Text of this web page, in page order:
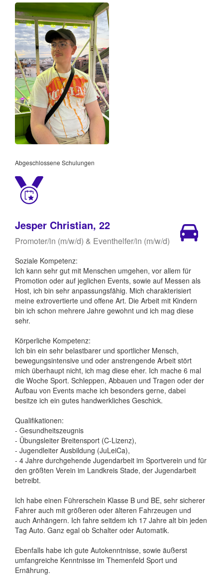
Abgeschlossene Schulungen
Jesper Christian, 22
Promoter/in (m/w/d) & Eventhelfer/in (m/w/d)
Soziale Kompetenz:
Ich kann sehr gut mit Menschen umgehen, vor allem für
Promotion oder auf jeglichen Events, sowie auf Messen als
Host, ich bin sehr anpassungsfähig. Mich charakterisiert
meine extrovertierte und offene Art. Die Arbeit mit Kindern
bin ich schon mehrere Jahre gewohnt und ich mag diese
sehr.
Körperliche Kompetenz:
Ich bin ein sehr belastbarer und sportlicher Mensch,
bewegungsintensive und oder anstrengende Arbeit stört
mich überhaupt nicht, ich mag diese eher. Ich mache 6 mal
die Woche Sport. Schleppen, Abbauen und Tragen oder der
Aufbau von Events mache ich besonders gerne, dabei
besitze ich ein gutes handwerkliches Geschick.
Qualifikationen:
- Gesundheitszeugnis
- Übungsleiter Breitensport (C-Lizenz),
- Jugendleiter Ausbildung (JuLeiCa),
- 4 Jahre durchgehende Jugendarbeit im Sportverein und für
den größten Verein im Landkreis Stade, der Jugendarbeit
betreibt.
Ich habe einen Führerschein Klasse B und BE, sehr sicherer
Fahrer auch mit größeren oder älteren Fahrzeugen und
auch Anhängern. Ich fahre seitdem ich 17 Jahre alt bin jeden
Tag Auto. Ganz egal ob Schalter oder Automatik.
Ebenfalls habe ich gute Autokenntnisse, sowie äußerst
umfangreiche Kenntnisse im Themenfeld Sport und
Ernährung.